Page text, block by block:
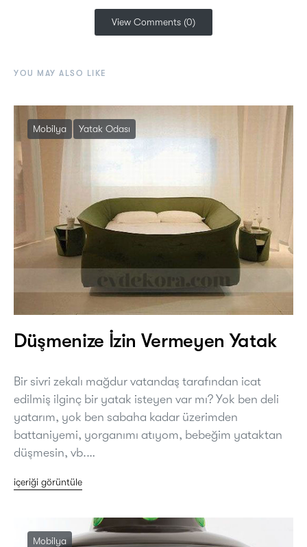
View Comments (0)
YOU MAY ALSO LIKE
Mobilya Yatak Odası
Düşmenize İzin Vermeyen Yatak
Bir sivri zekalı mağdur vatandaş tarafından icat
edilmiş ilginç bir yatak isteyen var mı? Yok ben deli
yatarım, yok ben sabaha kadar üzerimden
battaniyemi, yorganımı atıyom, bebeğim yataktan
düşmesin, vb.…
içeriği görüntüle
Mobilya